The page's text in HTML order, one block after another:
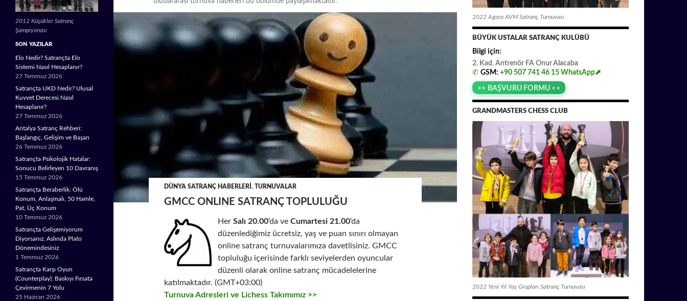
DÜNYA SATRANÇ HABERLERI , TURNUVALAR
GMCC ONLINE SATRANÇ TOPLULUĞU
Her Salı 20.00‘da ve Cumartesi 21.00‘da
düzenlediğimiz ücretsiz, yaş ve puan sınırı olmayan
online satranç turnuvalarımıza davetlisiniz. GMCC
topluluğu içerisinde farklı seviyelerden oyuncular
düzenli olarak online satranç mücadelelerine
katılmaktadır. (GMT+03:00)
Turnuva Adresleri ve Lichess Takımımız >>
2022 Agora AVM Satranç Turnuvası
BÜYÜK USTALAR SATRANÇ KULÜBÜ
Bilgi için:
2. Kad. Antrenör FA Onur.Alacaba
✆ GSM: +90 507 741 46 15 WhatsApp⬈
>> BAŞVURU FORMU <<
GRANDMASTERS CHESS CLUB
2022 Yeni Yıl Yaş Grupları Satranç Turnuvası
2012 Küçükler Satranç
Şampiyonası
SON YAZILAR
Elo Nedir? Satrançta Elo
Sistemi Nasıl Hesaplanır?
27 Temmuz 2026
Satrançta UKD Nedir? Ulusal
Kuvvet Derecesi Nasıl
Hesaplanır?
27 Temmuz 2026
Antalya Satranç Rehberi:
Başlangıç, Gelişim ve Başarı
26 Temmuz 2026
Satrançta Psikolojik Hatalar:
Sonucu Belirleyen 10 Davranış
15 Temmuz 2026
Satrançta Beraberlik: Ölü
Konum, Anlaşmalı, 50 Hamle,
Pat, Üç Konum
10 Temmuz 2026
Satrançta Gelişemiyorum
Diyorsanız, Aslında Plato
Dönemindesiniz
1 Temmuz 2026
Satrançta Karşı Oyun
(Counterplay): Baskıyı Fırsata
Çevirmenin 7 Yolu
25 Haziran 2026